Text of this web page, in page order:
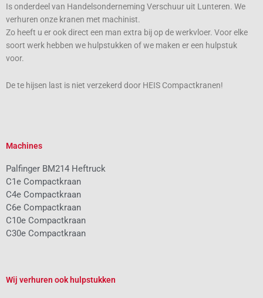
Is onderdeel van Handelsonderneming Verschuur uit Lunteren. We
verhuren onze kranen met machinist.
Zo heeft u er ook direct een man extra bij op de werkvloer. Voor elke
soort werk hebben we hulpstukken of we maken er een hulpstuk
voor.
De te hijsen last is niet verzekerd door HEIS Compactkranen!
Machines
Palfinger BM214 Heftruck
C1e Compactkraan
C4e Compactkraan
C6e Compactkraan
C10e Compactkraan
C30e Compactkraan
Wij verhuren ook hulpstukken